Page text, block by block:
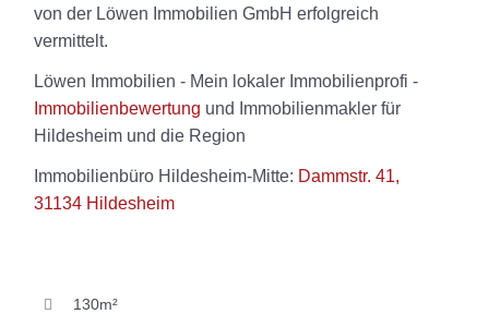
von der Löwen Immobilien GmbH erfolgreich
vermittelt.
Löwen Immobilien - Mein lokaler Immobilienprofi -
Immobilienbewertung und Immobilienmakler für
Hildesheim und die Region
Immobilienbüro Hildesheim-Mitte: Dammstr. 41,
31134 Hildesheim
130m²